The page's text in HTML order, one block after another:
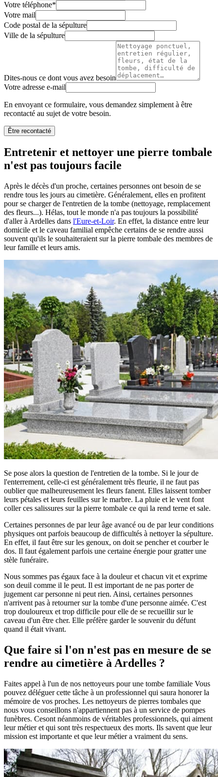
Votre téléphone*
Votre mail
Code postal de la sépulture
Ville de la sépulture
Dites-nous ce dont vous avez besoin
Votre adresse e-mail
En envoyant ce formulaire, vous demandez simplement à être
recontacté au sujet de votre besoin.
Être recontacté
Entretenir et nettoyer une pierre tombale
n'est pas toujours facile
Après le décès d'un proche, certaines personnes ont besoin de se
rendre tous les jours au cimetière. Généralement, elles en profitent
pour se charger de l'entretien de la tombe (nettoyage, remplacement
des fleurs...). Hélas, tout le monde n'a pas toujours la possibilité
d'aller à Ardelles dans l'Eure-et-Loir. En effet, la distance entre leur
domicile et le caveau familial empêche certains de se rendre aussi
souvent qu'ils le souhaiteraient sur la pierre tombale des membres de
leur famille et leurs amis.
Se pose alors la question de l'entretien de la tombe. Si le jour de
l'enterrement, celle-ci est généralement très fleurie, il ne faut pas
oublier que malheureusement les fleurs fanent. Elles laissent tomber
leurs pétales et leurs feuilles sur le marbre. La pluie et le vent font
coller ces salissures sur la pierre tombale ce qui la rend terne et sale.
Certaines personnes de par leur âge avancé ou de par leur conditions
physiques ont parfois beaucoup de difficultés à nettoyer la sépulture.
En effet, il faut être sur les genoux, on doit se pencher et courber le
dos. Il faut également parfois une certaine énergie pour gratter une
stèle funéraire.
Nous sommes pas égaux face à la douleur et chacun vit et exprime
son deuil comme il le peut. Il est important de ne pas porter de
jugement car personne ni peut rien. Ainsi, certaines personnes
n'arrivent pas à retourner sur la tombe d'une personne aimée. C'est
trop douloureux et trop difficile pour elle de se recueillir sur le
caveau d'un être cher. Elle préfère garder le souvenir du défunt
quand il était vivant.
Que faire si l'on n'est pas en mesure de se
rendre au cimetière à Ardelles ?
Faites appel à l'un de nos nettoyeurs pour une tombe familiale Vous
pouvez déléguer cette tâche à un professionnel qui saura honorer la
mémoire de vos proches. Les nettoyeurs de pierres tombales que
nous vous conseillons n'appartiennent pas à un service de pompes
funèbres. Cesont néanmoins de véritables professionnels, qui aiment
leur métier et qui sont très respectueux des morts. Ils savent que leur
mission est importante et que leur métier a vraiment du sens.